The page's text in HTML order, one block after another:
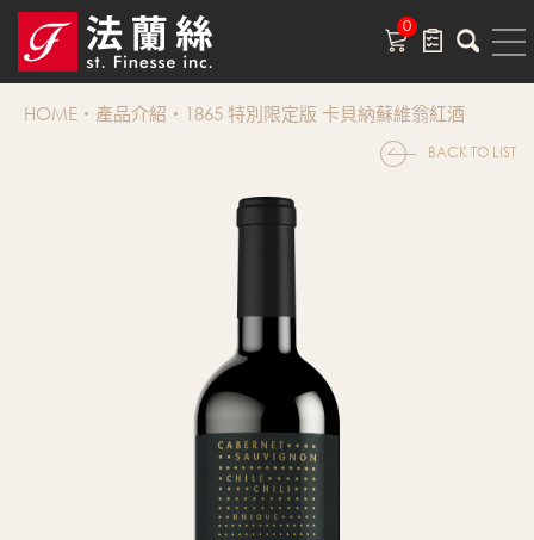
0
HOME 產品介紹 1865 特別限定版 卡貝納蘇維翁紅酒
BACK TO LIST